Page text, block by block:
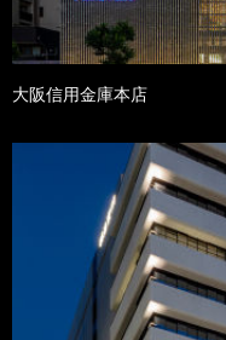
大阪信用金庫本店